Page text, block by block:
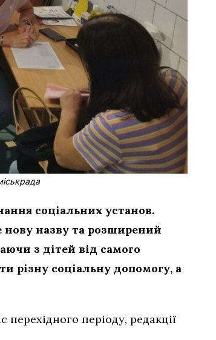
соціальних установ.
назву та розширений
з дітей від самого
різну соціальну допомогу, а
періоду, редакції